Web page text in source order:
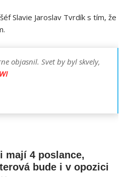
Slavie Jaroslav Tvrdík s tím, že
objasnil. Svet by byl skvely,
mají 4 poslance,
bude i v opozici